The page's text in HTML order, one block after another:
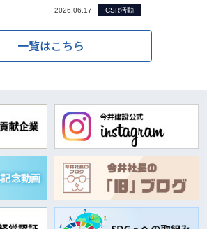
2026.06.17 CSR活動
一覧はこちら